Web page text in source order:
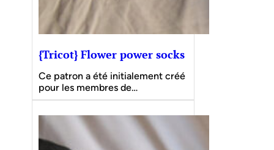
{Tricot} Flower power socks
Ce patron a été initialement créé
pour les membres de…